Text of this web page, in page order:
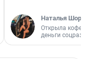
Наталья
Открыла
деньги